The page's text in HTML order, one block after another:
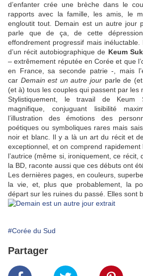
d’enfanter crée une brèche dans le
rapports avec la famille, les amis, le
engloutit tout. Demain est un autre jour
parle que de ça, de cette
effondrement progressif mais inéluctable.
d’un récit autobiographique de Keum
– extrêmement réputée en Corée et que
en France, sa seconde patrie -, mais
car Demain est un autre jourparle de (et
(et à) tous les couples qui passent par les
Stylistiquement, le travail de Keum
magnifique, conjuguant lisibilité
l’illustration des émotions des
poétiques ou symboliques rares mais
noir et blanc. Il y a là un art du récit et
exceptionnel, et on comprend
l’autrice (même si, ironiquement, ce récit,
la BD, raconte aussi que ces débuts ont
Les dernières pages, en couleurs,
la vie, et, plus que probablement, la
départ sur les ruines du passé. Elles sont
#Corée du Sud
Partager